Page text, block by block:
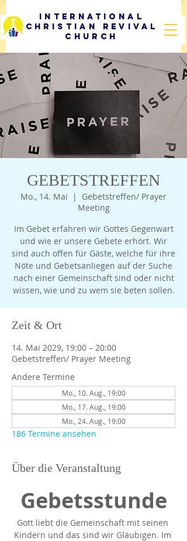
International
Christian Revival
Church
GEBETSTREFFEN
Mo., 14. Mai
  |
Gebetstreffen/ Prayer
Meeting
Im Gebet erfahren wir Gottes Gegenwart
und wie er unsere Gebete erhört. Wir
sind auch offen für Gäste, welche für ihre
Nöte und Gebetsanliegen auf der Suche
nach einer Gemeinschaft sind oder nicht
Zeit & Ort
14. Mai 2029, 19:00 – 20:00
Gebetstreffen/ Prayer Meeting
Andere Termine
Mo., 10. Aug., 19:00
Mo., 17. Aug., 19:00
Mo., 24. Aug., 19:00
186 Termine ansehen
Über die Veranstaltung
Gebetsstunde
Gott liebt die Gemeinschaft mit seinen
Kindern und das sind wir Gläubigen. Im